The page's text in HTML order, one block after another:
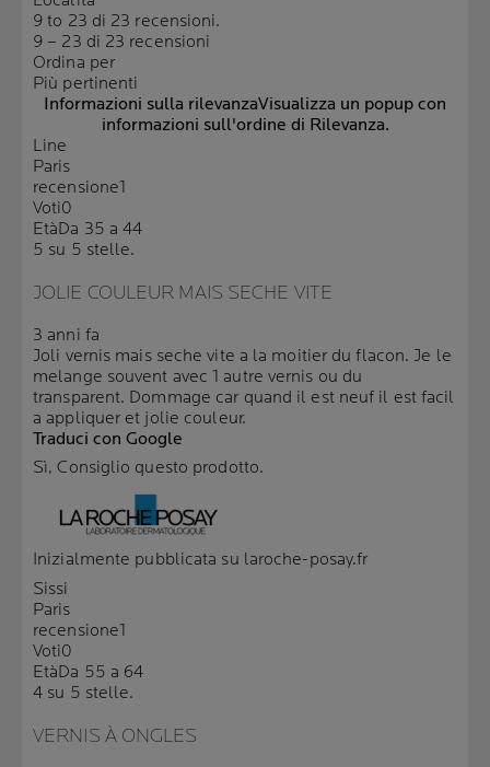
9 to 23 di 23 recensioni.
9 – 23 di 23 recensioni
Ordina per
Più pertinenti
Informazioni sulla rilevanzaVisualizza un popup con
informazioni sull'ordine di Rilevanza.
Line
Paris
recensione1
Voti0
EtàDa 35 a 44
5 su 5 stelle.
JOLIE COULEUR MAIS SECHE VITE
3 anni fa
Joli vernis mais seche vite a la moitier du flacon. Je le
melange souvent avec 1 autre vernis ou du
transparent. Dommage car quand il est neuf il est facil
a appliquer et jolie couleur.
Traduci con Google
Sì, Consiglio questo prodotto.
Inizialmente pubblicata su laroche-posay.fr
Sissi
Paris
recensione1
Voti0
EtàDa 55 a 64
4 su 5 stelle.
VERNIS À ONGLES